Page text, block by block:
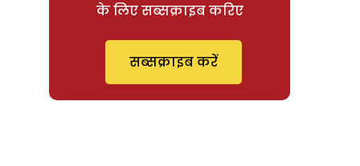
के लिए सब्सक्राइब करिए
सब्सक्राइब करें